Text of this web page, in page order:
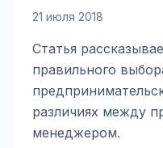
21 июля 2018
Статья
правильного
различиях между
менеджером.